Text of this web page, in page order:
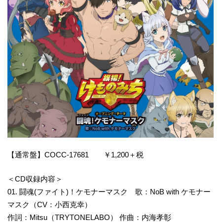
【通常盤】COCC-17681 ￥1,200＋税
＜CD収録内容＞
01. 闘魂(ファイト)！ケモナーマスク 歌：NoB with ケモナー
マスク（CV：小西克幸）
作詞：Mitsu（TRYTONELABO） 作曲：内海孝彰